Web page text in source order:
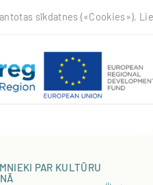
sīkdatnes («Cookies»).
PAR KULTŪRU